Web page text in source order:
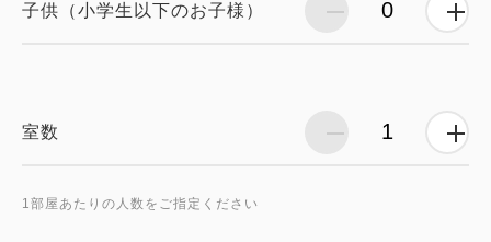
子供（小学生以下のお子様）
室数
1部屋あたりの人数をご指定ください